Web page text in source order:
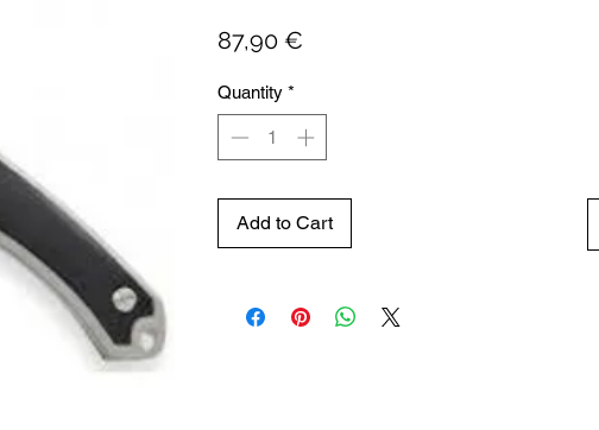
87,90 €
Quantity *
Add to Cart